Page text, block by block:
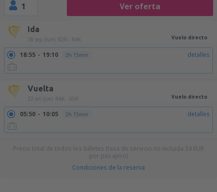
1 Ver oferta
Ida
28 sep (lun) SDR - RAK Vuelo directo
18:55 19:10 2h 15min detalles
Vuelta
22 oct (jue) RAK - SDR Vuelo directo
05:50 10:05 2h 15min detalles
Precio total de todos los billetes (tasa de servicio no incluida 34 EUR
por pasajero)
Condiciones de la reserva